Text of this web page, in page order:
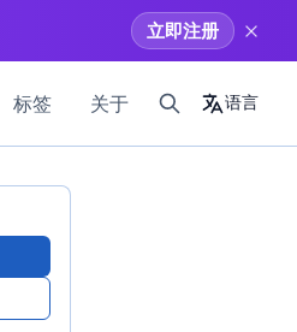
立即注册
标签 关于 语言